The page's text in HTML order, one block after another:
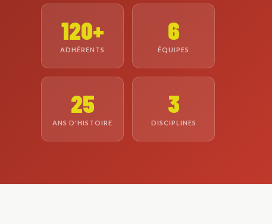
120+
ADHÉRENTS
6
ÉQUIPES
25
ANS D'HISTOIRE
3
DISCIPLINES